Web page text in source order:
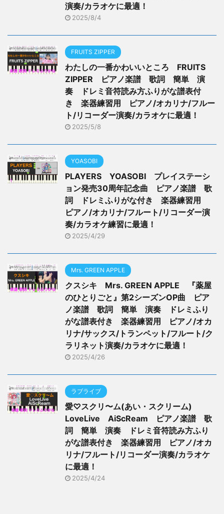
演奏/カラオケに最適！
2025/8/4
FRUITS ZIPPER
わたしの一番かわいいところ FRUITS
ZIPPER ピアノ楽譜 歌詞 簡単 演
奏 ドレミ音符読み方ふりがな譜表付
き 楽器練習用 ピアノ/オカリナ/フルー
ト/リコーダー演奏/カラオケに最適！
2025/5/8
YOASOBI
PLAYERS YOASOBI プレイステーシ
ョン発売30周年記念曲 ピアノ楽譜 歌
詞 ドレミふりがな付き 楽器練習用
ピアノ/オカリナ/フルート/リコーダー演
奏/カラオケ練習に最適！
2025/4/29
Mrs. GREEN APPLE
クスシキ Mrs. GREEN APPLE 『薬屋
のひとりごと』第2シーズンOP曲 ピア
ノ楽譜 歌詞 簡単 演奏 ドレミふり
がな譜表付き 楽器練習用 ピアノ/オカ
リナ/サックス/トランペット/フルート/ク
ラリネット演奏/カラオケに最適！
2025/4/26
ラブライブ
愛♡スクリ〜ム(あい・スクリーム)
LoveLive AiScReam ピアノ楽譜 歌
詞 簡単 演奏 ドレミ音符読み方ふり
がな譜表付き 楽器練習用 ピアノ/オカ
リナ/フルート/リコーダー演奏/カラオケ
に最適！
2025/4/24